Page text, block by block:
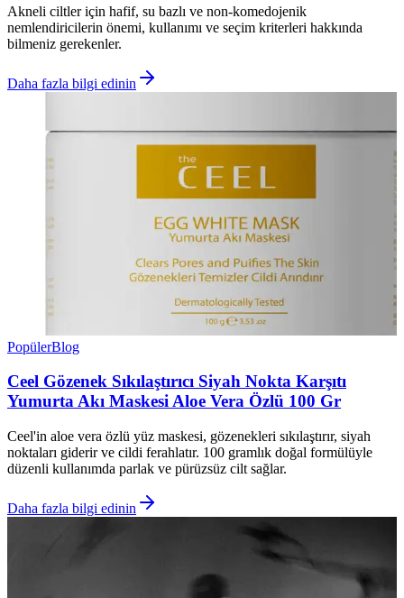
Akneli ciltler için hafif, su bazlı ve non-komedojenik
nemlendiricilerin önemi, kullanımı ve seçim kriterleri hakkında
bilmeniz gerekenler.
Daha fazla bilgi edinin
PopülerBlog
Ceel Gözenek Sıkılaştırıcı Siyah Nokta Karşıtı
Yumurta Akı Maskesi Aloe Vera Özlü 100 Gr
Ceel'in aloe vera özlü yüz maskesi, gözenekleri sıkılaştırır, siyah
noktaları giderir ve cildi ferahlatır. 100 gramlık doğal formülüyle
düzenli kullanımda parlak ve pürüzsüz cilt sağlar.
Daha fazla bilgi edinin